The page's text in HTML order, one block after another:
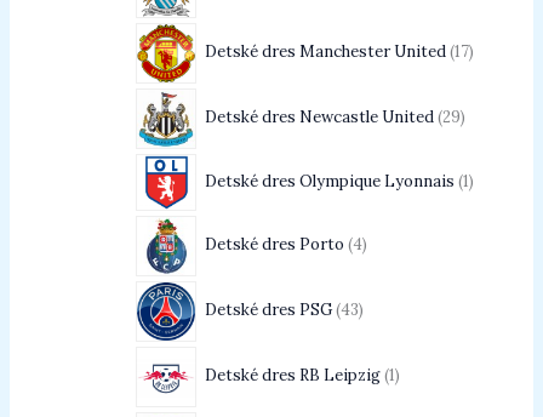
Detské dres Manchester United 17
Detské dres Newcastle United 29
Detské dres Olympique Lyonnais 1
Detské dres Porto 4
Detské dres PSG 43
Detské dres RB Leipzig 1